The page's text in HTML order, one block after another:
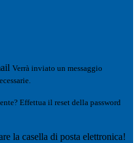
Verrà inviato un messaggio
Effettua il reset della password
la casella di posta elettronica!